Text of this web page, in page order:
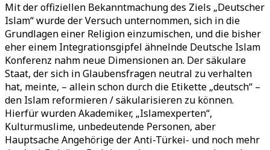
Mit der offiziellen Bekanntmachung des Ziels „Deutscher
Islam“ wurde der Versuch unternommen, sich in die
Grundlagen einer Religion einzumischen, und die bisher
eher einem Integrationsgipfel ähnelnde Deutsche Islam
Konferenz nahm neue Dimensionen an. Der säkulare
Staat, der sich in Glaubensfragen neutral zu verhalten
hat, meinte, – allein schon durch die Etikette „deutsch“ –
den Islam reformieren / säkularisieren zu können.
Hierfür wurden Akademiker, „Islamexperten“,
Kulturmuslime, unbedeutende Personen, aber
Hauptsache Angehörige der Anti-Türkei- und noch mehr